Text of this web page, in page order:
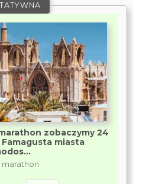
zobaczymy 24
miasta